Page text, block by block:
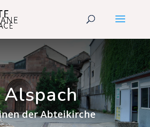
Alspach
der Abteikirche